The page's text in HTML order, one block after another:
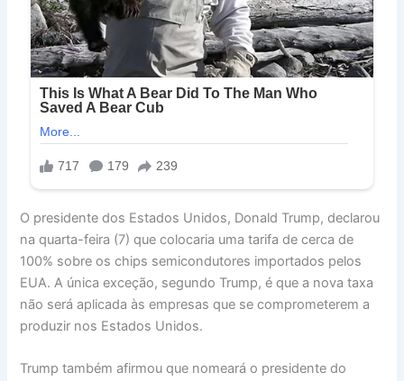
O presidente dos Estados Unidos, Donald Trump, declarou
na quarta-feira (7) que colocaria uma tarifa de cerca de
100% sobre os chips semicondutores importados pelos
EUA. A única exceção, segundo Trump, é que a nova taxa
não será aplicada às empresas que se comprometerem a
produzir nos Estados Unidos.
Trump também afirmou que nomeará o presidente do